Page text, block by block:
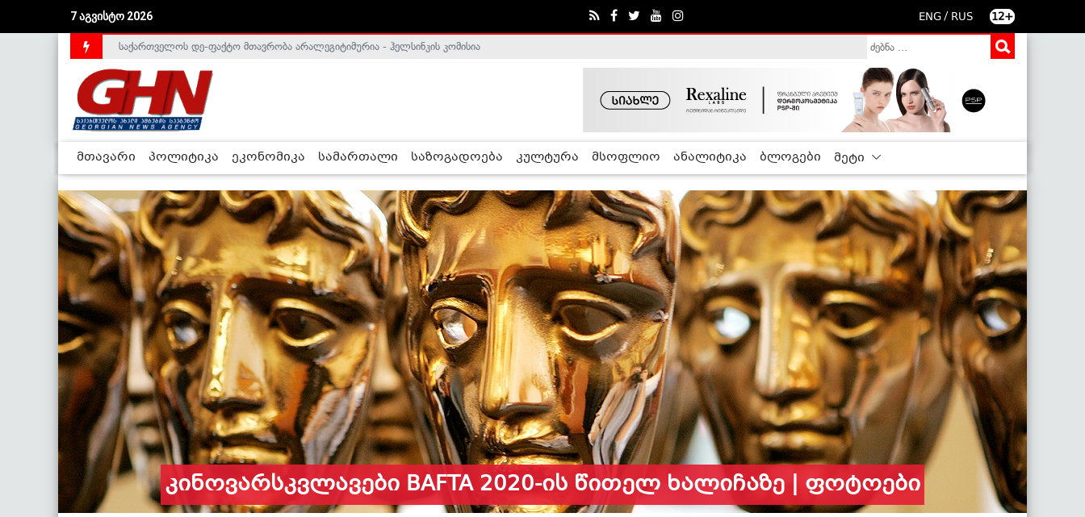
7 აგვისტო 2026 ENG / RUS 12+
საქართველოს დე-ფაქტო მთავრობა არალეგიტიმურია - ჰელსინკის კომისია
მთავარი პოლიტიკა ეკონომიკა სამართალი საზოგადოება კულტურა მსოფლიო ანალიტიკა ბლოგები მეტი
კინოვარსკვლავები BAFTA 2020-ის წითელ ხალიჩაზე | ფოტოები